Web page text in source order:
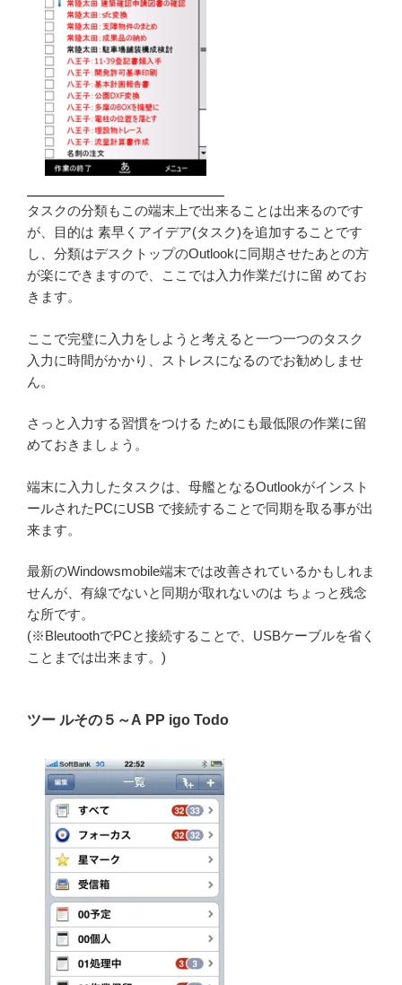
タスクの分類もこの端末上で出来ることは出来るのです
が、目的は 素早くアイデア(タスク)を追加することです
し、分類はデスクトップのOutlookに同期させたあとの方
が楽にできますので、ここでは入力作業だけに留 めてお
きます。
ここで完璧に入力をしようと考えると一つ一つのタスク
入力に時間がかかり、ストレスになるのでお勧めしませ
ん。
さっと入力する習慣をつける ためにも最低限の作業に留
めておきましょう。
端末に入力したタスクは、母艦となるOutlookがインスト
ールされたPCにUSB で接続することで同期を取る事が出
来ます。
最新のWindowsmobile端末では改善されているかもしれま
せんが、有線でないと同期が取れないのは ちょっと残念
な所です。
(※BleutoothでPCと接続することで、USBケーブルを省く
ことまでは出来ます。)
ツー ルその５～A PP igo Todo